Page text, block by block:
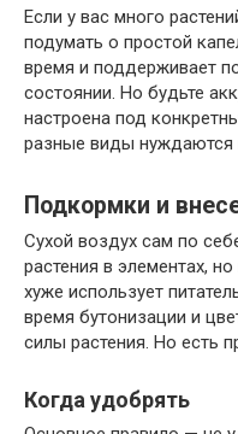
Если у вас много
подумать о простой
время и поддерживает
состоянии. Но будьте
настроена под
разные виды нуждаются
Подкормки и
Сухой воздух сам по
растения в элементах,
хуже использует
время бутонизации и
силы растения. Но есть
Когда удобрять